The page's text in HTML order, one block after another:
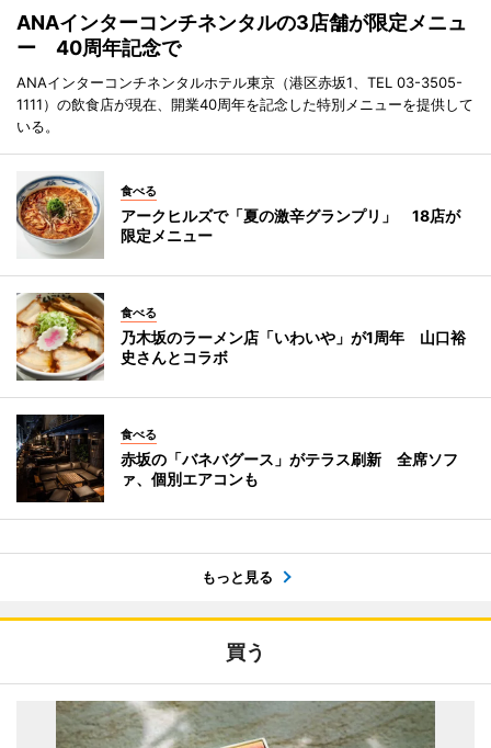
ANAインターコンチネンタルの3店舗が限定メニュ
ー 40周年記念で
ANAインターコンチネンタルホテル東京（港区赤坂1、TEL 03-3505-
1111）の飲食店が現在、開業40周年を記念した特別メニューを提供して
いる。
食べる
アークヒルズで「夏の激辛グランプリ」 18店が
限定メニュー
食べる
乃木坂のラーメン店「いわいや」が1周年 山口裕
史さんとコラボ
食べる
赤坂の「バネバグース」がテラス刷新 全席ソフ
ァ、個別エアコンも
もっと見る
買う